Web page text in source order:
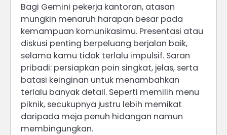
Bagi Gemini pekerja kantoran, atasan
mungkin menaruh harapan besar pada
kemampuan komunikasimu. Presentasi atau
diskusi penting berpeluang berjalan baik,
selama kamu tidak terlalu impulsif. Saran
pribadi: persiapkan poin singkat, jelas, serta
batasi keinginan untuk menambahkan
terlalu banyak detail. Seperti memilih menu
piknik, secukupnya justru lebih memikat
daripada meja penuh hidangan namun
membingungkan.